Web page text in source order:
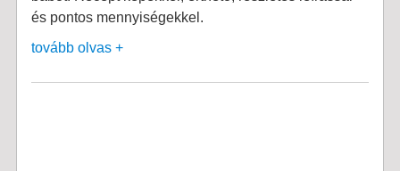
és pontos mennyiségekkel.
tovább olvas +